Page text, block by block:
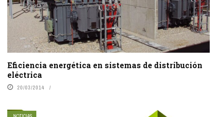
Eficiencia energética en sistemas de distribución
eléctrica
20/03/2014